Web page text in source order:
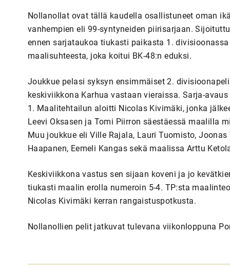
Nollanollat ovat tällä kaudella osallistuneet oman
vanhempien eli 99-syntyneiden piirisarjaan.
ennen sarjataukoa tiukasti paikasta 1.
maalisuhteesta, joka koitui BK-48:n eduksi.
Joukkue pelasi syksyn ensimmäiset 2.
keskiviikkona Karhua vastaan vieraissa. Sarja-
1. Maalitehtailun aloitti Nicolas Kivimäki, jonka
Leevi Oksasen ja Tomi Piirron säestäessä maalilla
Muu joukkue eli Ville Rajala, Lauri Tuomisto,
Haapanen, Eemeli Kangas sekä maalissa Arttu
Keskiviikkona vastus sen sijaan koveni ja jo
tiukasti maalin erolla numeroin 5-4. TP:sta
Nicolas Kivimäki kerran rangaistuspotkusta.
Nollanollien pelit jatkuvat tulevana viikonloppuna